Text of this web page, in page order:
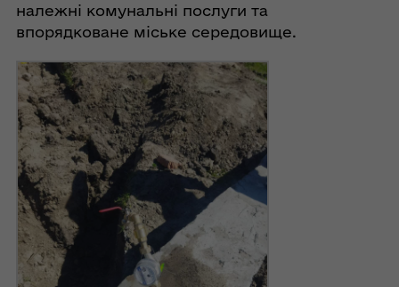
належні комунальні послуги та
впорядковане міське середовище.